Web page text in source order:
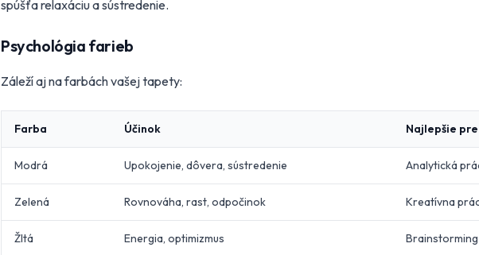
spúšťa relaxáciu a sústredenie.
Psychológia farieb
Záleží aj na farbách vašej tapety:
Farba Účinok Najlepšie pre
Modrá Upokojenie, dôvera, sústredenie Analytická
Zelená Rovnováha, rast, odpočinok Kreatívna
Žltá Energia, optimizmus Brainstorming